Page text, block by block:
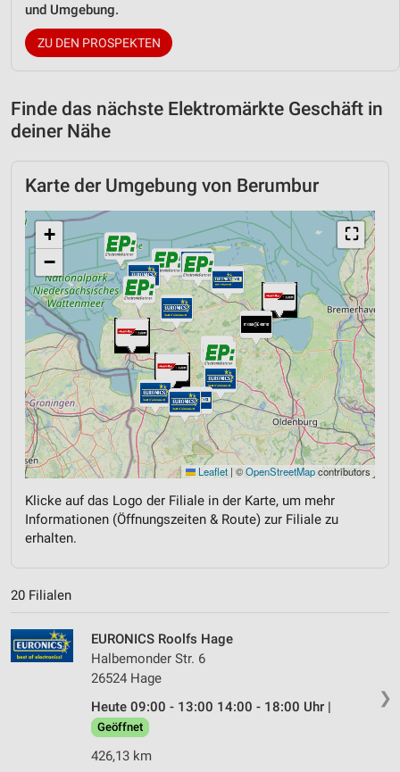
und Umgebung.
ZU DEN PROSPEKTEN
Finde das nächste Elektromärkte Geschäft in
deiner Nähe
Karte der Umgebung von Berumbur
⛶
+
−
Leaflet | ©OpenStreetMapcontributors
Klicke auf das Logo der Filiale in der Karte, um mehr
Informationen (Öffnungszeiten & Route) zur Filiale zu
erhalten.
20 Filialen
❯
EURONICS Roolfs Hage
Halbemonder Str. 6
26524 Hage
Heute 09:00 - 13:00 14:00 - 18:00 Uhr |
Geöffnet
426,13 km